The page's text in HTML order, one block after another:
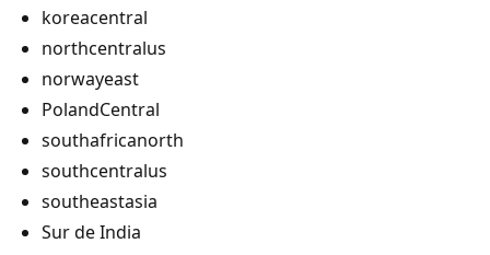
koreacentral
northcentralus
norwayeast
PolandCentral
southafricanorth
southcentralus
southeastasia
Sur de India